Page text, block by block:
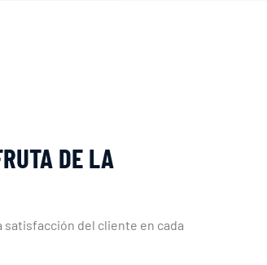
DE LA
satisfacción del cliente en cada